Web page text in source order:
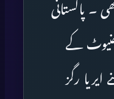
۔ پاکستانی
کے
ایریا رگز